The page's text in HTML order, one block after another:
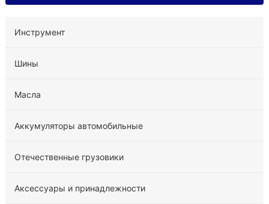
Инструмент
Шины
Масла
Аккумуляторы автомобильные
Отечественные грузовики
Аксессуары и принадлежности